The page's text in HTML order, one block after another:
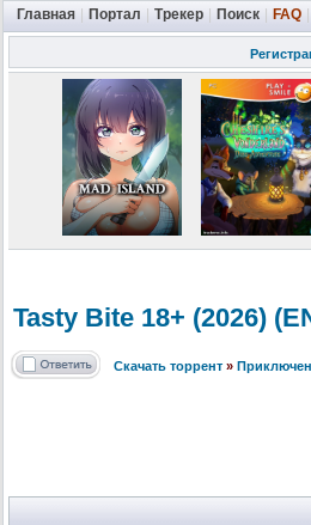
Главная Портал Трекер Поиск FAQ
Tasty Bite 18+ (2026)
Скачать торрент »